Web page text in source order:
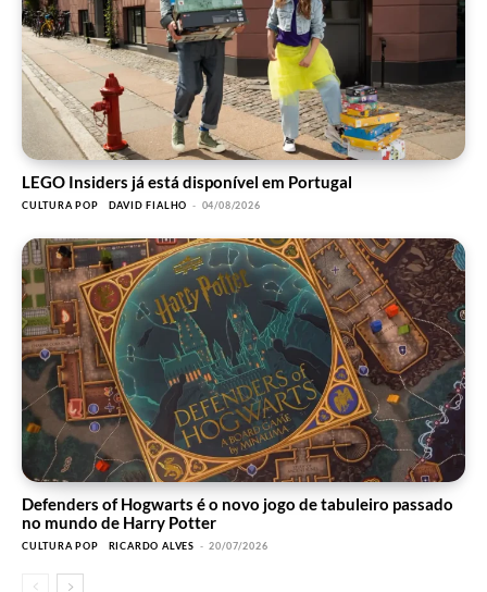
LEGO Insiders já está disponível em Portugal
CULTURA POP DAVID FIALHO - 04/08/2026
Defenders of Hogwarts é o novo jogo de tabuleiro passado
no mundo de Harry Potter
CULTURA POP RICARDO ALVES - 20/07/2026